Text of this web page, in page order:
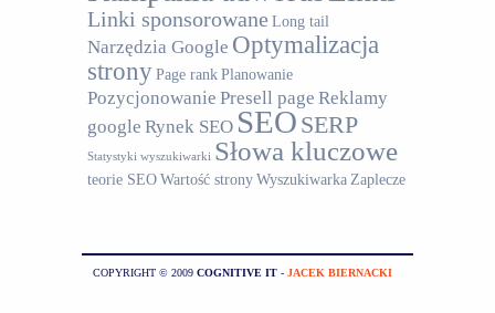
Linki sponsorowane Long tail
Narzędzia Google Optymalizacja
stronyPage rankPlanowanie
Pozycjonowanie Presell page Reklamy
google Rynek SEO SEO SERP
Statystyki wyszukiwarki Słowa kluczowe
teorie SEOWartość stronyWyszukiwarka Zaplecze
COPYRIGHT © 2009 COGNITIVE IT - JACEK BIERNACKI